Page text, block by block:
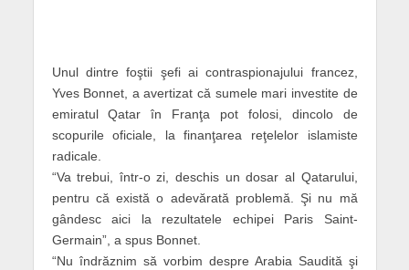
Unul dintre foştii şefi ai contraspionajului francez,
Yves Bonnet, a avertizat că sumele mari investite de
emiratul Qatar în Franţa pot folosi, dincolo de
scopurile oficiale, la finanţarea reţelelor islamiste
radicale.
“Va trebui, într-o zi, deschis un dosar al Qatarului,
pentru că există o adevărată problemă. Şi nu mă
gândesc aici la rezultatele echipei Paris Saint-
Germain”, a spus Bonnet.
“Nu îndrăznim să vorbim despre Arabia Saudită şi